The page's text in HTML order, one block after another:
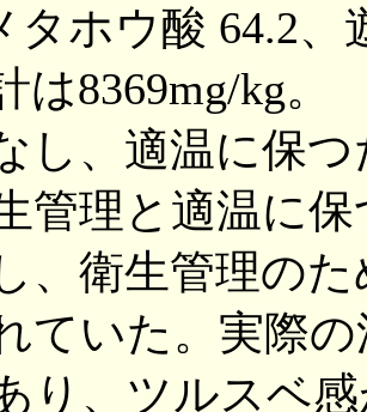
タホウ酸 64.2
は8369mg/kg。
し、適温に保つ
管理と適温に
、衛生管理の
ていた。実際
り、ツルスベ